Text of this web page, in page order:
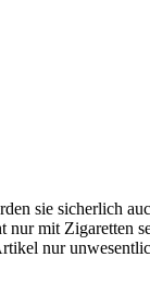
sie sicherlich
mit Zigaretten
nur